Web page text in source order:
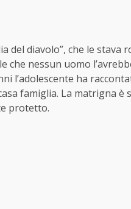
del diavolo”, che le stava
che nessun uomo
l’adolescente ha
famiglia. La matrigna è
protetto.